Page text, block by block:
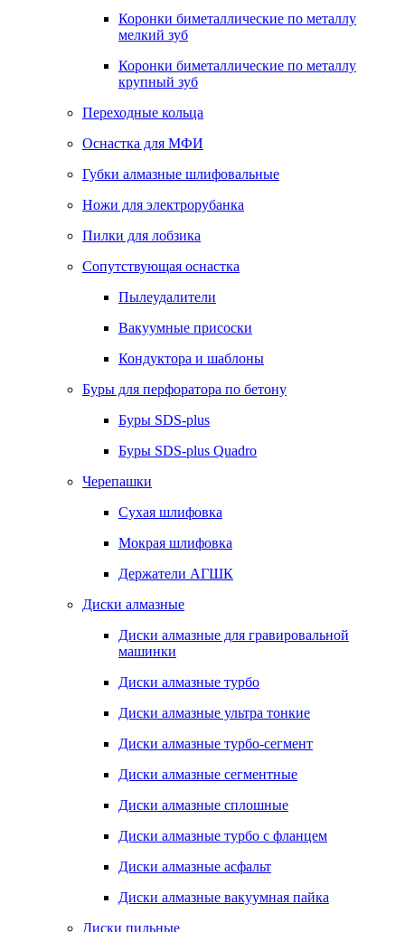
Коронки биметаллические по металлу
мелкий зуб
Коронки биметаллические по металлу
крупный зуб
Переходные кольца
Оснастка для МФИ
Губки алмазные шлифовальные
Ножи для электрорубанка
Пилки для лобзика
Сопутствующая оснастка
Пылеудалители
Вакуумные присоски
Кондуктора и шаблоны
Буры для перфоратора по бетону
Буры SDS-plus
Буры SDS-plus Quadro
Черепашки
Сухая шлифовка
Мокрая шлифовка
Держатели АГШК
Диски алмазные
Диски алмазные для гравировальной
машинки
Диски алмазные турбо
Диски алмазные ультра тонкие
Диски алмазные турбо-сегмент
Диски алмазные сегментные
Диски алмазные сплошные
Диски алмазные турбо с фланцем
Диски алмазные асфальт
Диски алмазные вакуумная пайка
Диски пильные